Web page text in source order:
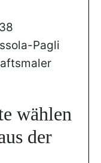
Pagli
wählen
der